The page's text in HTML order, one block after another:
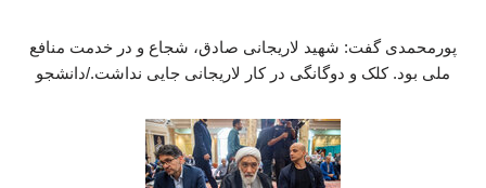
پورمحمدی گفت: شهید لاریجانی صادق، شجاع و در خدمت منافع
ملی بود. کلک و دوگانگی در کار لاریجانی جایی نداشت./دانشجو